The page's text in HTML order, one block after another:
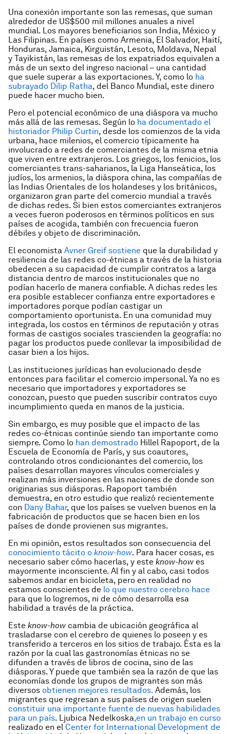
Una conexión importante son las remesas, que suman
alrededor de US$500 mil millones anuales a nivel
mundial. Los mayores beneficiarios son India, México y
Las Filipinas. En países como Armenia, El Salvador, Haití,
Honduras, Jamaica, Kirguistán, Lesoto, Moldava, Nepal
y Tayikistán, las remesas de los expatriados equivalen a
más de un sexto del ingreso nacional – una cantidad
que suele superar a las exportaciones. Y, como lo ha
subrayado Dilip Ratha, del Banco Mundial, este dinero
puede hacer mucho bien.
Pero el potencial económico de una diáspora va mucho
más allá de las remesas. Según lo ha documentado el
historiador Philip Curtin, desde los comienzos de la vida
urbana, hace milenios, el comercio típicamente ha
involucrado a redes de comerciantes de la misma etnia
que viven entre extranjeros. Los griegos, los fenicios, los
comerciantes trans-saharianos, la Liga Hanseática, los
judíos, los armenios, la diáspora china, las compañías de
las Indias Orientales de los holandeses y los británicos,
organizaron gran parte del comercio mundial a través
de dichas redes. Si bien estos comerciantes extranjeros
a veces fueron poderosos en términos políticos en sus
países de acogida, también con frecuencia fueron
débiles y objeto de discriminación.
El economista Avner Greif sostiene que la durabilidad y
resiliencia de las redes co-étnicas a través de la historia
obedecen a su capacidad de cumplir contratos a larga
distancia dentro de marcos institucionales que no
podían hacerlo de manera confiable. A dichas redes les
era posible establecer confianza entre exportadores e
importadores porque podían castigar un
comportamiento oportunista. En una comunidad muy
integrada, los costos en términos de reputación y otras
formas de castigos sociales trascienden la geografía: no
pagar los productos puede conllevar la imposibilidad de
casar bien a los hijos.
Las instituciones jurídicas han evolucionado desde
entonces para facilitar el comercio impersonal. Ya no es
necesario que importadores y exportadores se
conozcan, puesto que pueden suscribir contratos cuyo
incumplimiento queda en manos de la justicia.
Sin embargo, es muy posible que el impacto de las
redes co-étnicas continúe siendo tan importante como
siempre. Como lo han demostrado Hillel Rapoport, de la
Escuela de Economía de París, y sus coautores,
controlando otros condicionantes del comercio, los
países desarrollan mayores vínculos comerciales y
realizan más inversiones en las naciones de donde son
originarias sus diásporas. Rapoport también
demuestra, en otro estudio que realizó recientemente
con Dany Bahar, que los países se vuelven buenos en la
fabricación de productos que se hacen bien en los
países de donde provienen sus migrantes.
En mi opinión, estos resultados son consecuencia del
conocimiento tácito o know-how. Para hacer cosas, es
necesario saber cómo hacerlas, y este know-how es
mayormente inconsciente. Al fin y al cabo, casi todos
sabemos andar en bicicleta, pero en realidad no
estamos conscientes de lo que nuestro cerebro hace
para que lo logremos, ni de cómo desarrolla esa
habilidad a través de la práctica.
Este know-how cambia de ubicación geográfica al
trasladarse con el cerebro de quienes lo poseen y es
transferido a terceros en los sitios de trabajo. Ésta es la
razón por la cual las gastronomías étnicas no se
difunden a través de libros de cocina, sino de las
diásporas. Y puede que también sea la razón de que las
economías donde los grupos de migrantes son más
diversos obtienen mejores resultados. Además, los
migrantes que regresan a sus países de origen suelen
constituir una importante fuente de nuevas habilidades
para un país. Ljubica Nedelkoska,en un trabajo en curso
realizado en el Center for International Development de